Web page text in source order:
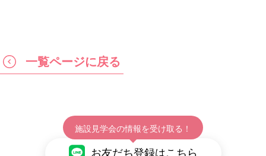
一覧ページに戻る
施設見学会の情報を受け取る！
お友だち登録はこちら